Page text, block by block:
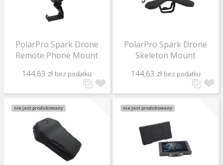
PolarPro Spark Drone
Remote Phone Mount
144,63 zł bez podatku
PolarPro Spark Drone
Skeleton Mount
144,63 zł bez podatku
nie jest produkowany nie jest produkowany